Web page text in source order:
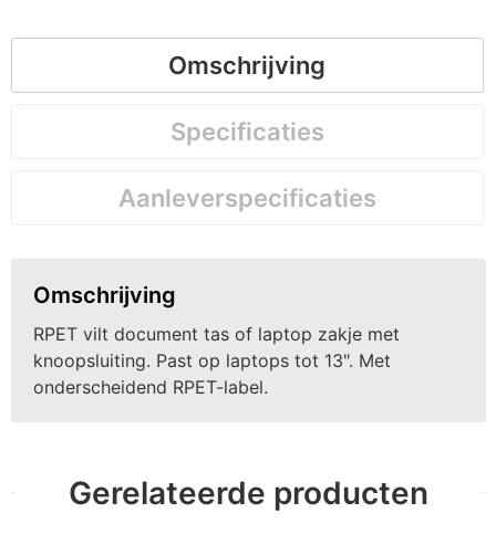
Omschrijving
Specificaties
Aanleverspecificaties
Omschrijving
RPET vilt document tas of laptop zakje met
knoopsluiting. Past op laptops tot 13". Met
onderscheidend RPET-label.
Gerelateerde producten